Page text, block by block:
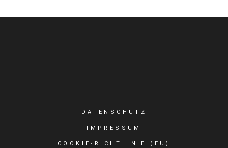
DATENSCHUTZ
IMPRESSUM
COOKIE-RICHTLINIE (EU)